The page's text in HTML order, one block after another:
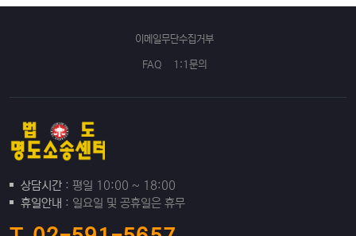
이메일무단수집거부
FAQ 1:1문의
상담시간 : 평일 10:00 ~ 18:00
휴일안내 : 일요일 및 공휴일은 휴무